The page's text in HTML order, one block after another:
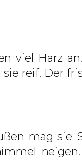
viel Harz
reif. Der
mag sie